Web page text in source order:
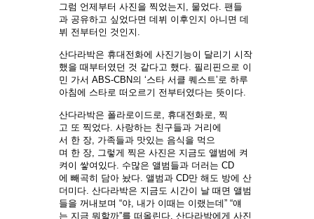
그럼 언제부터 사진을 찍었는지, 물었다. 팬들
과 공유하고 싶었다면 데뷔 이후인지 아니면 데
뷔 전부터인 것인지.
산다라박은 휴대전화에 사진기능이 달리기 시작
했을 때부터였던 것 같다고 했다. 필리핀으로 이
민 가서 ABS-CBN의 ‘스타 서클 퀘스트’로 하루
아침에 스타로 떠오르기 전부터였다는 뜻이다.
산다라박은 폴라로이드로, 휴대전화로, 찍
고 또 찍었다. 사랑하는 친구들과 거리에
서 한 장, 가족들과 맛있는 음식을 먹으
며 한 장, 그렇게 찍은 사진은 지금도 앨범에 켜
켜이 쌓여있다. 수많은 앨범들과 더러는 CD
에 빼곡히 담아 놨다. 앨범과 CD만 해도 방에 산
더미다. 산다라박은 지금도 시간이 날 때면 앨범
들을 꺼내보며 “야, 내가 이때는 이랬는데” “얘
는 지금 뭐할까”를 떠올린다. 산다라박에게 사진